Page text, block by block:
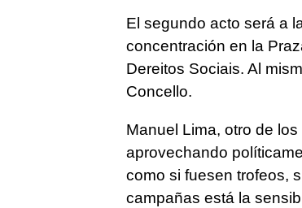
El segundo acto será a
concentración en la
Dereitos Sociais. Al
Concello.
Manuel Lima, otro de
aprovechando
como si fuesen trofeos,
campañas está la